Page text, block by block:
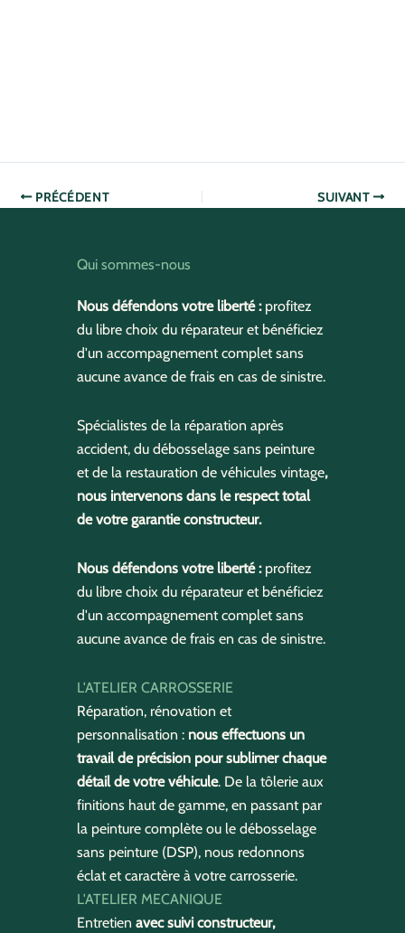
PRÉCÉDENT SUIVANT
Qui sommes-nous
Nous défendons votre liberté : profitez
du libre choix du réparateur et bénéficiez
d'un accompagnement complet sans
aucune avance de frais en cas de sinistre.
Spécialistes de la réparation après
accident, du débosselage sans peinture
et de la restauration de véhicules vintage,
nous intervenons dans le respect total
de votre garantie constructeur.
Nous défendons votre liberté : profitez
du libre choix du réparateur et bénéficiez
d'un accompagnement complet sans
aucune avance de frais en cas de sinistre.
L'ATELIER CARROSSERIE
Réparation, rénovation et
personnalisation : nous effectuons un
travail de précision pour sublimer chaque
détail de votre véhicule. De la tôlerie aux
finitions haut de gamme, en passant par
la peinture complète ou le débosselage
sans peinture (DSP), nous redonnons
éclat et caractère à votre carrosserie.
L'ATELIER MECANIQUE
Entretien avec suivi constructeur,